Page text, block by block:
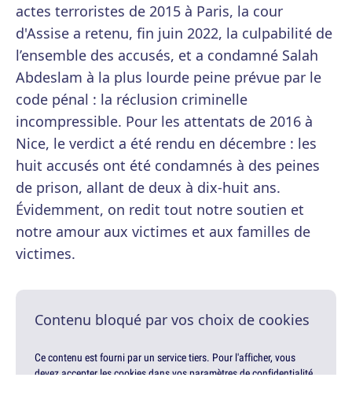
actes terroristes de 2015 à Paris, la cour
d'Assise a retenu, fin juin 2022, la culpabilité de
l’ensemble des accusés, et a condamné Salah
Abdeslam à la plus lourde peine prévue par le
code pénal : la réclusion criminelle
incompressible. Pour les attentats de 2016 à
Nice, le verdict a été rendu en décembre : les
huit accusés ont été condamnés à des peines
de prison, allant de deux à dix-huit ans.
Évidemment, on redit tout notre soutien et
notre amour aux victimes et aux familles de
victimes.
Contenu bloqué par vos choix de cookies
Ce contenu est fourni par un service tiers. Pour l'afficher, vous
devez accepter les cookies dans vos paramètres de confidentialité.